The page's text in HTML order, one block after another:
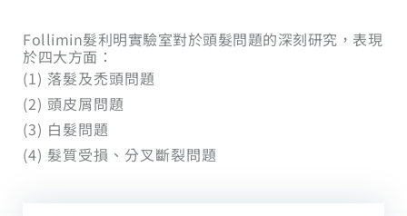
Follimin髮利明實驗室對於頭髮問題的深刻研究，表現
於四大方面：
(1) 落髮及禿頭問題
(2) 頭皮屑問題
(3) 白髮問題
(4) 髮質受損、分叉斷裂問題